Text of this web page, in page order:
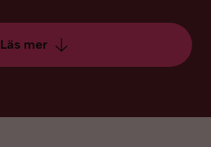
Läs mer